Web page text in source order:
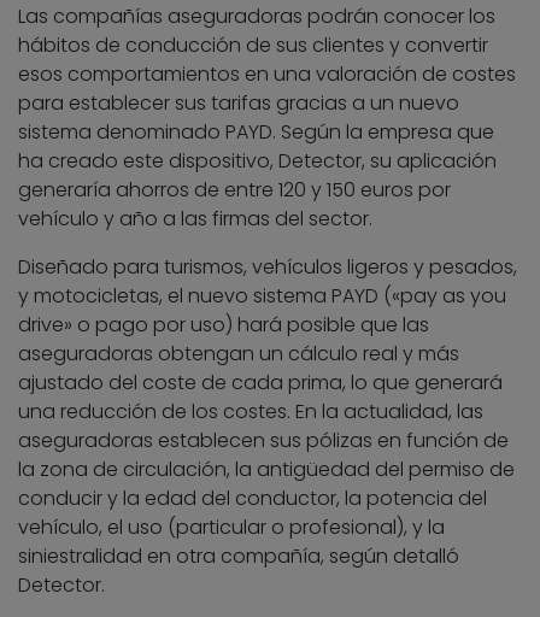
Las compañías aseguradoras podrán conocer los
hábitos de conducción de sus clientes y convertir
esos comportamientos en una valoración de costes
para establecer sus tarifas gracias a un nuevo
sistema denominado PAYD. Según la empresa que
ha creado este dispositivo, Detector, su aplicación
generaría ahorros de entre 120 y 150 euros por
vehículo y año a las firmas del sector.
Diseñado para turismos, vehículos ligeros y pesados,
y motocicletas, el nuevo sistema PAYD («pay as you
drive» o pago por uso) hará posible que las
aseguradoras obtengan un cálculo real y más
ajustado del coste de cada prima, lo que generará
una reducción de los costes. En la actualidad, las
aseguradoras establecen sus pólizas en función de
la zona de circulación, la antigüedad del permiso de
conducir y la edad del conductor, la potencia del
vehículo, el uso (particular o profesional), y la
siniestralidad en otra compañía, según detalló
Detector.